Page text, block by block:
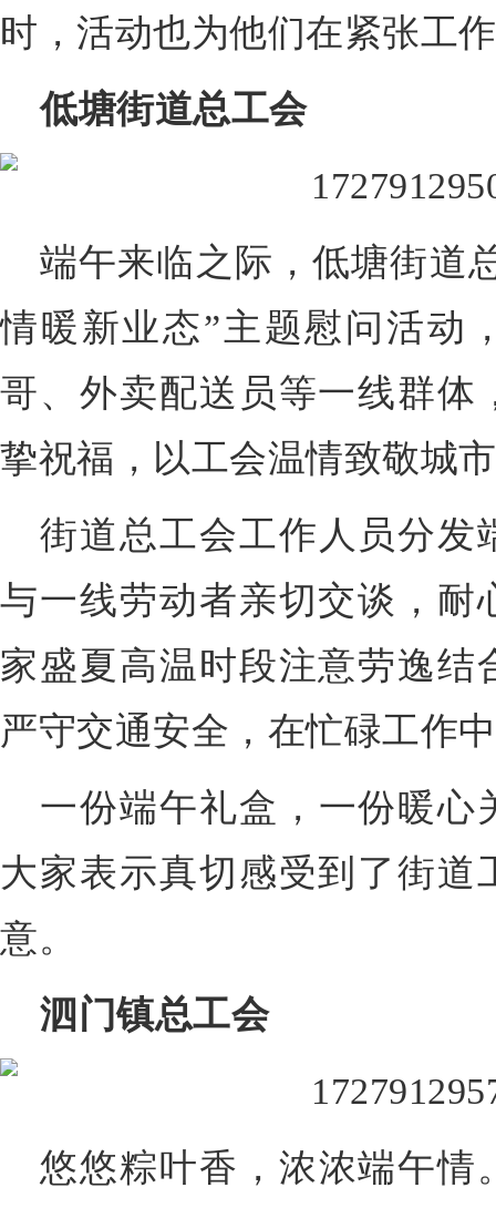
时，活动也为他们在紧张工
低塘街道总工会
端午来临之际，低塘街道
情暖新业态”主题慰问活动
哥、外卖配送员等一线群体
挚祝福，以工会温情致敬城
街道总工会工作人员分发
与一线劳动者亲切交谈，耐
家盛夏高温时段注意劳逸结
严守交通安全，在忙碌工作
一份端午礼盒，一份暖心
大家表示真切感受到了街道
意。
泗门镇总工会
悠悠粽叶香，浓浓端午情